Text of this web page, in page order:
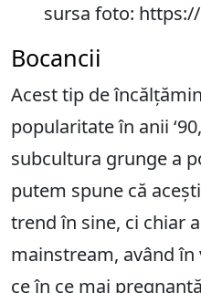
sursa foto:
Bocancii
Acest tip de
popularitate în anii
subcultura grunge a
putem spune că
trend în sine, ci chiar
mainstream, având în
ce în ce mai